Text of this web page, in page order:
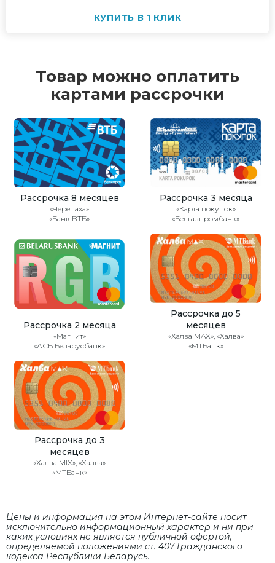
КУПИТЬ В 1 КЛИК
Товар можно оплатить
картами рассрочки
Рассрочка 8 месяцев
«Черепаха»
«Банк ВТБ»
Рассрочка 3 месяца
«Карта покупок»
«Белгазпромбанк»
Рассрочка 2 месяца
«Магнит»
«АСБ Беларусбанк»
Рассрочка до 5
месяцев
«Халва MAX», «Халва»
«МТБанк»
Рассрочка до 3
месяцев
«Халва MIX», «Халва»
«МТБанк»
Цены и информация на этом Интернет-сайте носит
исключительно информационный характер и ни при
каких условиях не является публичной офертой,
определяемой положениями cт. 407 Гражданского
кодекса Республики Беларусь.